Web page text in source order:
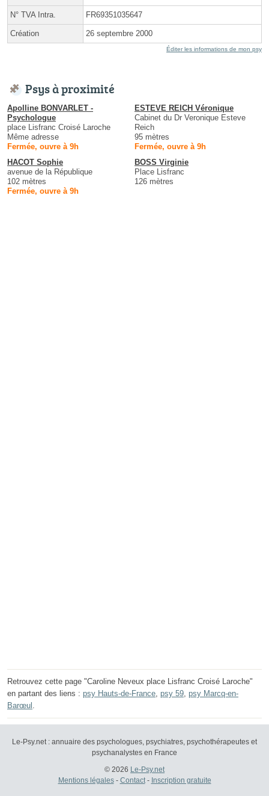
N° TVA Intra. FR69351035647
Création 26 septembre 2000
Éditer les informations de mon psy
Psys à proximité
Apolline BONVARLET -
Psychologue
place Lisfranc Croisé Laroche
Même adresse
Fermée, ouvre à 9h
ESTEVE REICH Véronique
Cabinet du Dr Veronique Esteve
Reich
95 mètres
Fermée, ouvre à 9h
HACOT Sophie
avenue de la République
102 mètres
Fermée, ouvre à 9h
BOSS Virginie
Place Lisfranc
126 mètres
Retrouvez cette page "Caroline Neveux place Lisfranc Croisé Laroche"
en partant des liens : psy Hauts-de-France psy 59 psy Marcq-en-
Barœul
Le-Psy.net : annuaire des psychologues, psychiatres, psychothérapeutes et
psychanalystes en France
© 2026 Le-Psy.net
Mentions légales- Contact- Inscription gratuite